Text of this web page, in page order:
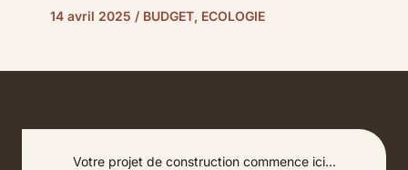
14 avril 2025 / BUDGET, ECOLOGIE
Votre projet de construction commence ici...